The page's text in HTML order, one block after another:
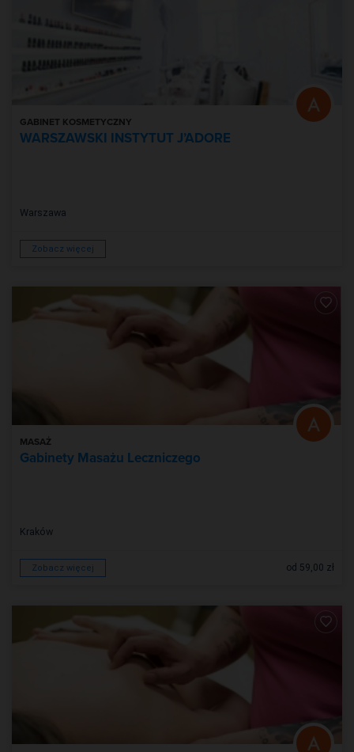
GABINET KOSMETYCZNY
WARSZAWSKI INSTYTUT J’ADORE
Warszawa
Zobacz więcej
MASAŻ
Gabinety Masażu Leczniczego
Kraków
Zobacz więcej od 59,00 zł